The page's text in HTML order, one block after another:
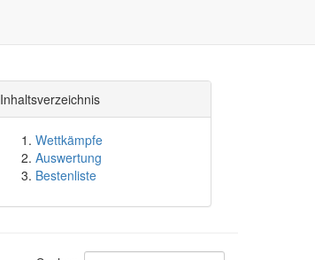
Inhaltsverzeichnis
Wettkämpfe
Auswertung
Bestenliste